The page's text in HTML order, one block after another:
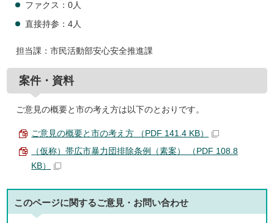
ファクス：0人
直接持参：4人
担当課：市民活動部安心安全推進課
案件・資料
ご意見の概要と市の考え方は以下のとおりです。
ご意見の概要と市の考え方 （PDF 141.4 KB）
（仮称）帯広市暴力団排除条例（素案） （PDF 108.8
KB）
このページに関するご意見・お問い合わせ